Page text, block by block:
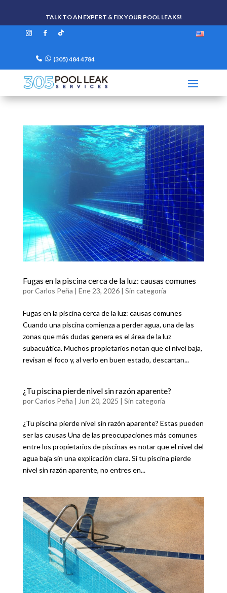
TALK TO AN EXPERT & FIX YOUR POOL LEAKS!
(305) 484 4784
Fugas en la piscina cerca de la luz: causas comunes
porCarlos Peña | Ene 23, 2026| Sin categoría
Fugas en la piscina cerca de la luz: causas comunes
Cuando una piscina comienza a perder agua, una de las
zonas que más dudas genera es el área de la luz
subacuática. Muchos propietarios notan que el nivel baja,
revisan el foco y, al verlo en buen estado, descartan...
¿Tu piscina pierde nivel sin razón aparente?
porCarlos Peña | Jun 20, 2025 | Sin categoría
¿Tu piscina pierde nivel sin razón aparente? Estas pueden
ser las causas Una de las preocupaciones más comunes
entre los propietarios de piscinas es notar que el nivel del
agua baja sin una explicación clara. Si tu piscina pierde
nivel sin razón aparente, no entres en...